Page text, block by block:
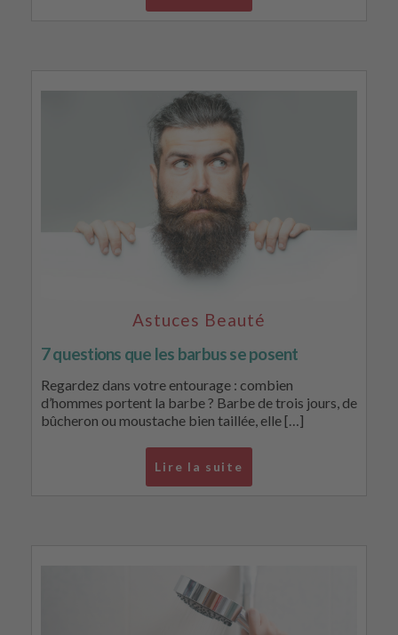
Astuces Beauté
7 questions que les barbus se posent
Regardez dans votre entourage : combien
d’hommes portent la barbe ? Barbe de trois jours, de
bûcheron ou moustache bien taillée, elle […]
Lire la suite